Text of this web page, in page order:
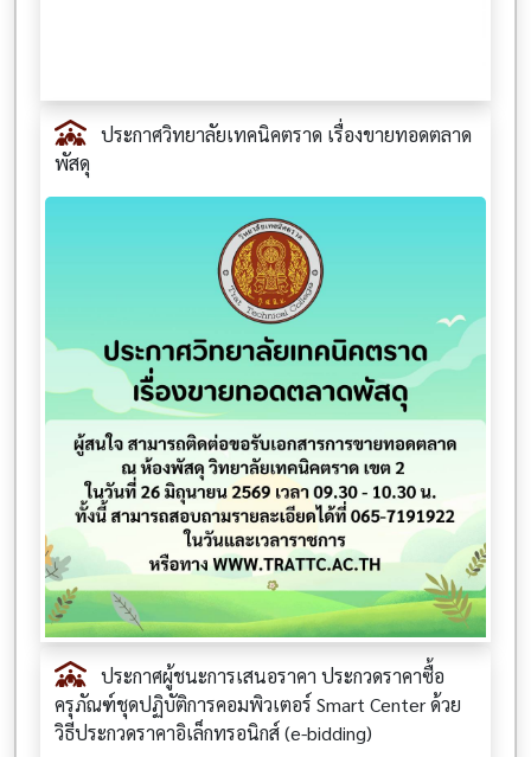
ประกาศวิทยาลัยเทคนิคตราด เรื่องขายทอดตลาด
พัสดุ
ประกาศผู้ชนะการเสนอราคา ประกวดราคาซื้อ
ครุภัณฑ์ชุดปฏิบัติการคอมพิวเตอร์ Smart Center ด้วย
วิธีประกวดราคาอิเล็กทรอนิกส์ (e-bidding)